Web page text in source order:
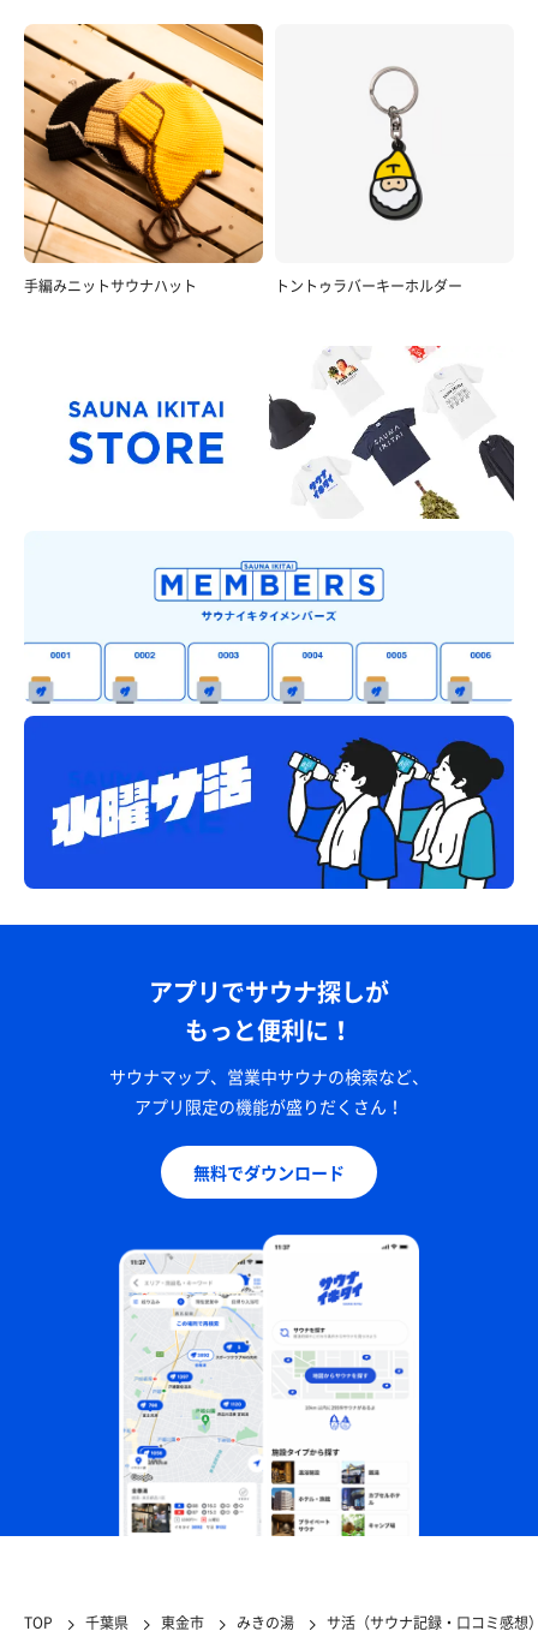
手編みニットサウナハット トントゥラバーキーホルダー
アプリでサウナ探しが
もっと便利に！
サウナマップ、営業中サウナの検索など、
アプリ限定の機能が盛りだくさん！
無料でダウンロード
TOP 千葉県 東金市 みきの湯 サ活（サウナ記録・口コミ感想